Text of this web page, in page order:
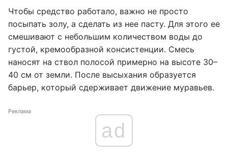
Чтобы средство работало, важно не просто
посыпать золу, а сделать из нее пасту. Для этого ее
смешивают с небольшим количеством воды до
густой, кремообразной консистенции. Смесь
наносят на ствол полосой примерно на высоте 30–
40 см от земли. После высыхания образуется
барьер, который сдерживает движение муравьев.
Реклама
ad